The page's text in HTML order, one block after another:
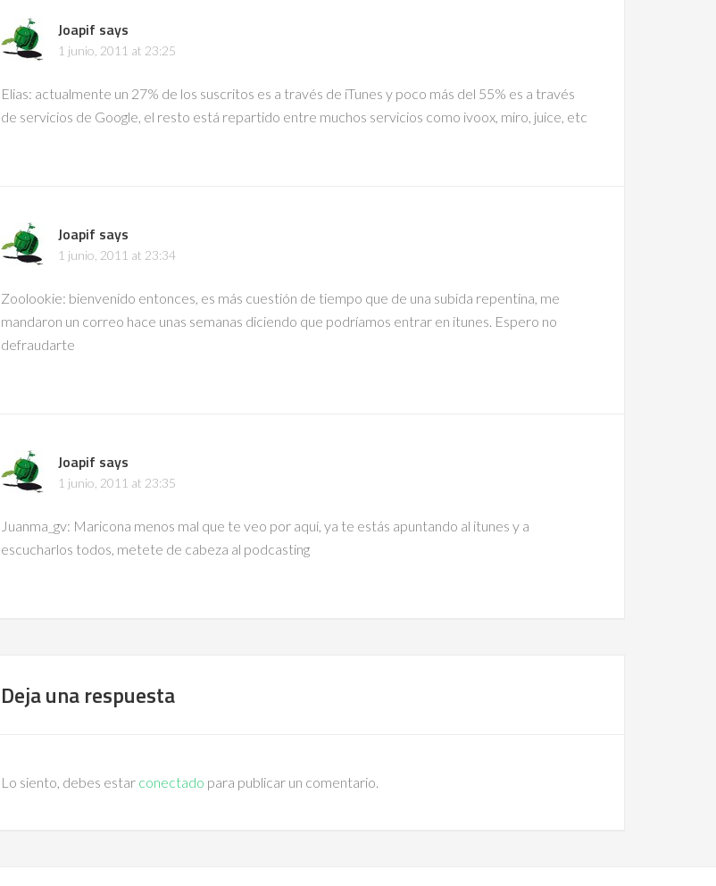
Joapif says
1 junio, 2011 at 23:25
Elias: actualmente un 27% de los suscritos es a través de iTunes y poco más del 55% es a través
de servicios de Google, el resto está repartido entre muchos servicios como ivoox, miro, juice, etc
Joapif says
1 junio, 2011 at 23:34
Zoolookie: bienvenido entonces, es más cuestión de tiempo que de una subida repentina, me
mandaron un correo hace unas semanas diciendo que podríamos entrar en itunes. Espero no
defraudarte
Joapif says
1 junio, 2011 at 23:35
Juanma_gv: Maricona menos mal que te veo por aquí, ya te estás apuntando al itunes y a
escucharlos todos, metete de cabeza al podcasting
Deja una respuesta
Lo siento, debes estar conectado para publicar un comentario.